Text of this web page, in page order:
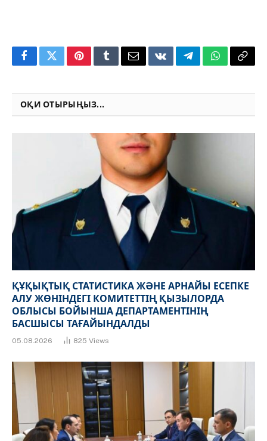
FacebookTwitterPinterestTumblrEmailVKontakteTelegramWhatsApp
Copy
ОҚИ ОТЫРЫҢЫЗ...
ҚҰҚЫҚТЫҚ СТАТИСТИКА ЖӘНЕ АРНАЙЫ ЕСЕПКЕ
АЛУ ЖӨНІНДЕГІ КОМИТЕТТІҢ ҚЫЗЫЛОРДА
ОБЛЫСЫ БОЙЫНША ДЕПАРТАМЕНТІНІҢ
БАСШЫСЫ ТАҒАЙЫНДАЛДЫ
05.08.2026 825 Views